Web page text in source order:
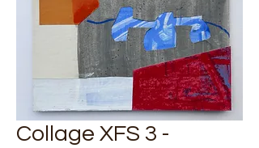
Collage XFS 3 -